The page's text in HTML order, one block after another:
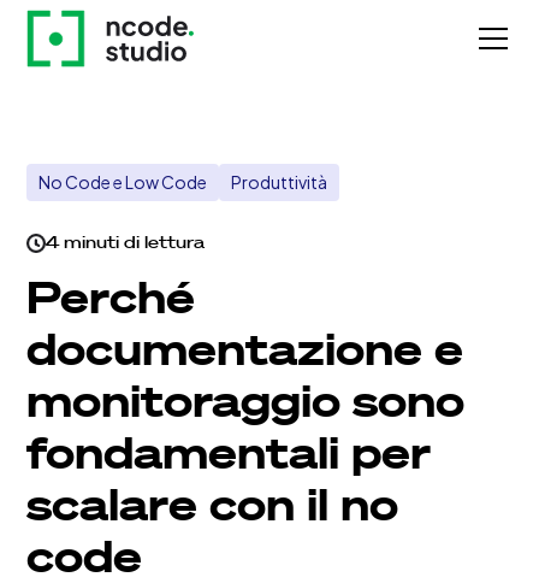
No Code e Low Code Produttività
4 minuti di lettura
Perché
documentazione e
monitoraggio sono
fondamentali per
scalare con il no
code